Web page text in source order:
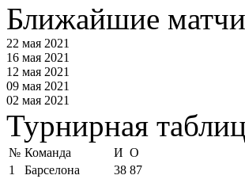
Ближайшие
22 мая 2021
16 мая 2021
12 мая 2021
09 мая 2021
02 мая 2021
Турнирная
№ Команда И О
1
Барселона 38 87